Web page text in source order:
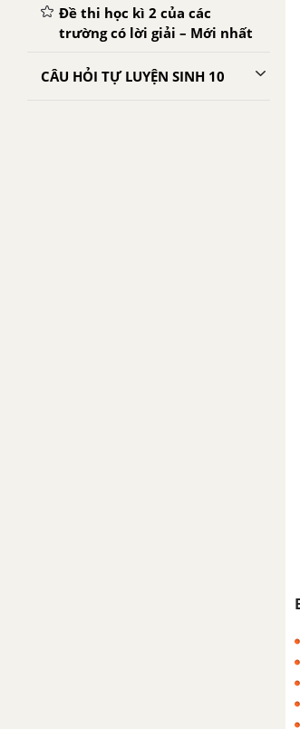
Đề thi học kì 2 của các
trường có lời giải – Mới nhất
CÂU HỎI TỰ LUYỆN SINH 10